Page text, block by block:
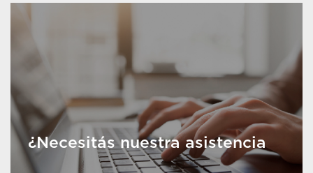
¿Necesitás nuestra asistencia